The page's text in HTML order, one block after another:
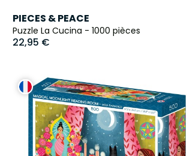
PIECES & PEACE
Puzzle La Cucina - 1000 pièces
22,95 €